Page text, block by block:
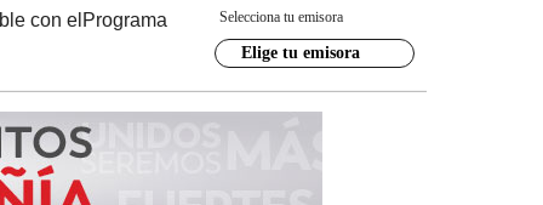
con el Programa Selecciona tu emisora
Elige tu emisora